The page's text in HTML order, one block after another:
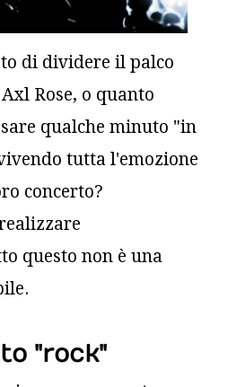
di dividere il palco
Rose, o quanto
qualche minuto "in
tutta l'emozione
concerto?
questo non è una
"rock"